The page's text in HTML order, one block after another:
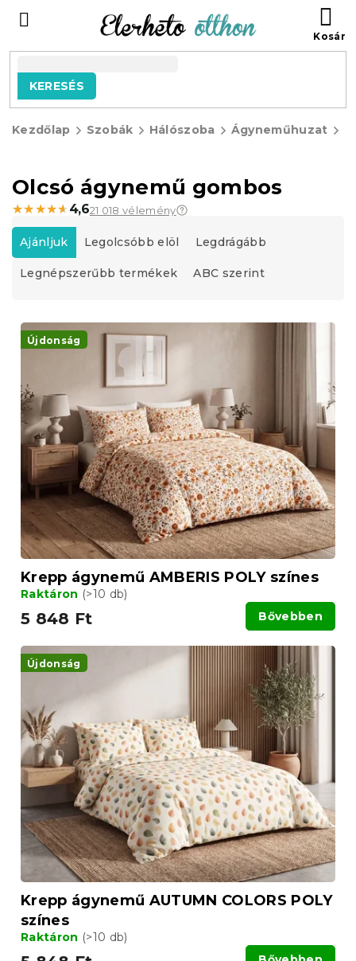
tartalomhoz
KERESÉS
Kezdőlap Szobák Hálószoba Ágyneműhuzat
Olcsó ágynemű gombos
★★★★★
★★★★★ 4,621 018 vélemény
T
e
r
m
e
k
e
n
d
e
é
e
Ajánljuk Legolcsóbb elöl Legdrágább
Legnépszerűbb termékek ABC szerint
T
é
k
e
k
Újdonság
Krepp ágynemű AMBERIS POLY színes
Raktáron (>10 db)
5 848 Ft Bővebben
Újdonság
Krepp ágynemű AUTUMN COLORS POLY
színes
Raktáron (>10 db)